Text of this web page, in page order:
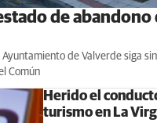
de
de Valverde siga
Común
Herido el
turismo en La